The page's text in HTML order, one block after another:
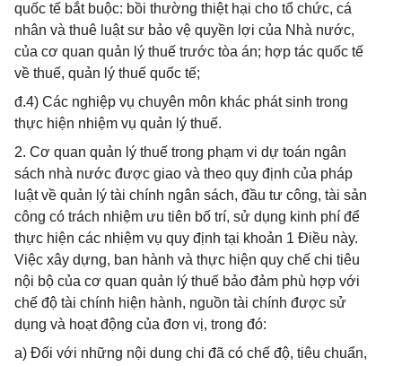
quốc tế bắt buộc: bồi thường thiệt hại cho tổ chức, cá
nhân và thuê luật sư bảo vệ quyền lợi của Nhà nước,
của cơ quan quản lý thuế trước tòa án; hợp tác quốc tế
về thuế, quản lý thuế quốc tế;
đ.4) Các nghiệp vụ chuyên môn khác phát sinh trong
thực hiện nhiệm vụ quản lý thuế.
2. Cơ quan quản lý thuế trong phạm vi dự toán ngân
sách nhà nước được giao và theo quy định của pháp
luật về quản lý tài chính ngân sách, đầu tư công, tài sản
công có trách nhiệm ưu tiên bố trí, sử dụng kinh phí để
thực hiện các nhiệm vụ quy định tại khoản 1 Điều này.
Việc xây dựng, ban hành và thực hiện quy chế chi tiêu
nội bộ của cơ quan quản lý thuế bảo đảm phù hợp với
chế độ tài chính hiện hành, nguồn tài chính được sử
dụng và hoạt động của đơn vị, trong đó:
a) Đối với những nội dung chi đã có chế độ, tiêu chuẩn,